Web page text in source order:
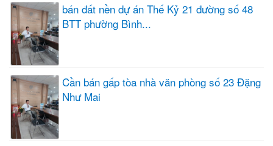
bán đất nền dự án Thế Kỷ 21 đường số 48
BTT phường Bình...
Cần bán gấp tòa nhà văn phòng số 23 Đặng
Như Mai